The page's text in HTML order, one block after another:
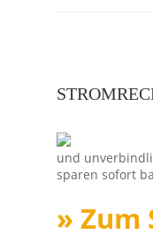
und
sparen sofort
» Zum